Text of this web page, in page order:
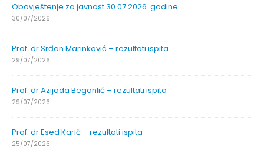
Obavještenje za javnost 30.07.2026. godine
30/07/2026
Prof. dr Srđan Marinković – rezultati ispita
29/07/2026
Prof. dr Azijada Beganlić – rezultati ispita
29/07/2026
Prof. dr Esed Karić – rezultati ispita
25/07/2026